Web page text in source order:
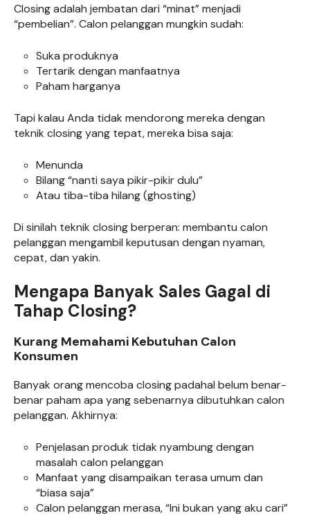
Closing adalah jembatan dari “minat” menjadi
“pembelian”. Calon pelanggan mungkin sudah:
Suka produknya
Tertarik dengan manfaatnya
Paham harganya
Tapi kalau Anda tidak mendorong mereka dengan
teknik closing yang tepat, mereka bisa saja:
Menunda
Bilang “nanti saya pikir-pikir dulu”
Atau tiba-tiba hilang (ghosting)
Di sinilah teknik closing berperan: membantu calon
pelanggan mengambil keputusan dengan nyaman,
cepat, dan yakin.
Mengapa Banyak Sales Gagal di
Tahap Closing?
Kurang Memahami Kebutuhan Calon
Konsumen
Banyak orang mencoba closing padahal belum benar-
benar paham apa yang sebenarnya dibutuhkan calon
pelanggan. Akhirnya:
Penjelasan produk tidak nyambung dengan
masalah calon pelanggan
Manfaat yang disampaikan terasa umum dan
“biasa saja”
Calon pelanggan merasa, “Ini bukan yang aku cari”